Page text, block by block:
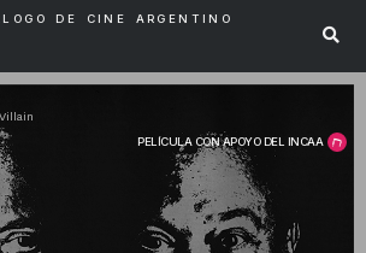
DE CINE ARGENTINO
PELÍCULA CON APOYO DEL INCAA